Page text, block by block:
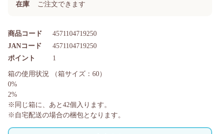
在庫 ご注文できます
商品コード 4571104719250
ポイント 1
JANコード 4571104719250
箱の使用状況
（箱サイズ：60）
0%
2%
※同じ箱に、あと 42個入ります。
※自宅配送の場合の梱包となります。